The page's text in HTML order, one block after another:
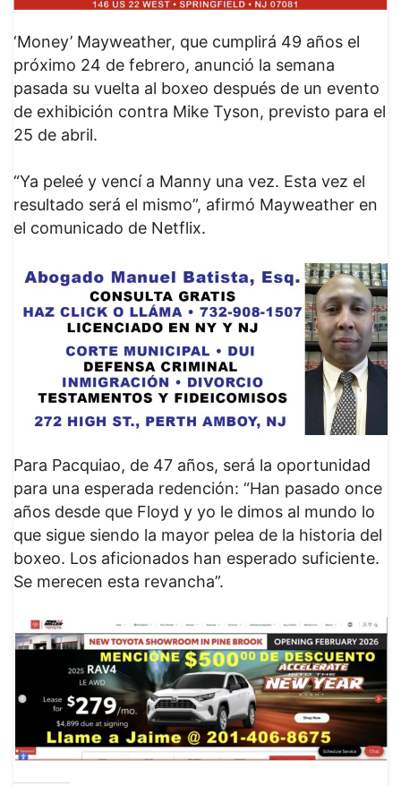
‘Money’ Mayweather, que cumplirá 49 años el
próximo 24 de febrero, anunció la semana
pasada su vuelta al boxeo después de un evento
de exhibición contra Mike Tyson, previsto para el
25 de abril.
“Ya peleé y vencí a Manny una vez. Esta vez el
resultado será el mismo”, afirmó Mayweather en
el comunicado de Netflix.
Para Pacquiao, de 47 años, será la oportunidad
para una esperada redención: “Han pasado once
años desde que Floyd y yo le dimos al mundo lo
que sigue siendo la mayor pelea de la historia del
boxeo. Los aficionados han esperado suficiente.
Se merecen esta revancha”.